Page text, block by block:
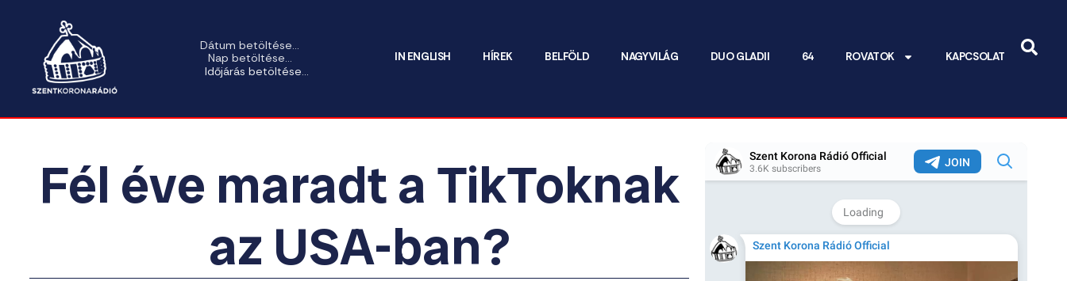
Dátum betöltése...
Nap betöltése...
Időjárás betöltése...
IN ENGLISH HÍREK BELFÖLD NAGYVILÁG DUO GLADII 64 ROVATOK KAPCSOLAT
Fél éve maradt a TikToknak
az USA-ban?